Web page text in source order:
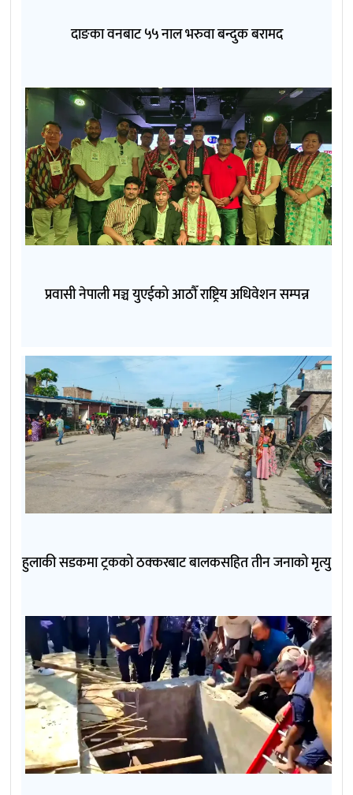
दाङका वनबाट ५५ नाल भरुवा बन्दुक बरामद
प्रवासी नेपाली मञ्च युएईको आठौँ राष्ट्रिय अधिवेशन सम्पन्न
हुलाकी सडकमा ट्रकको ठक्करबाट बालकसहित तीन जनाको मृत्यु